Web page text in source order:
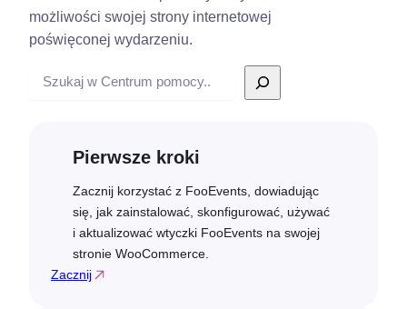
możliwości swojej strony internetowej
poświęconej wydarzeniu.
Wyszukiwanie
Pierwsze kroki
Zacznij korzystać z FooEvents, dowiadując
się, jak zainstalować, skonfigurować, używać
i aktualizować wtyczki FooEvents na swojej
stronie WooCommerce.
Zacznij